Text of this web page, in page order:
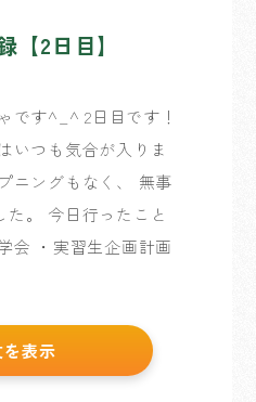
【2日目】
です^_^ 2日目です！
いつも気合が入りま
ニングもなく、 無事
。 今日行ったこと
会 ・実習生企画計画
を表示